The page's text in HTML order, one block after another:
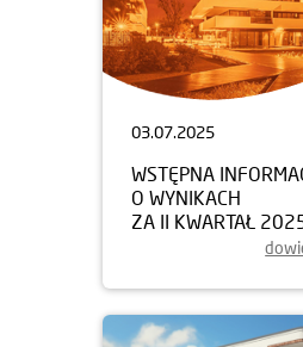
03.07.2025
WSTĘPNA
O WYNIKACH
ZA II KWARTAŁ